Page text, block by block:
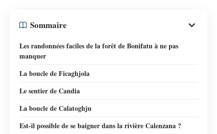
Sommaire
Les randonnées faciles de la forêt de Bonifatu à ne pas
manquer
La boucle de Ficaghjola
Le sentier de Candia
La boucle de Calatoghju
Est-il possible de se baigner dans la rivière Calenzana ?